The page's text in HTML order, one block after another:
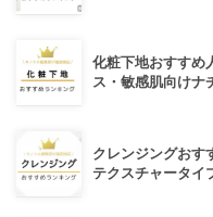
化粧下地おすすめ
ス・敏感肌向けナ
クレンジングおす
テクスチャータイ